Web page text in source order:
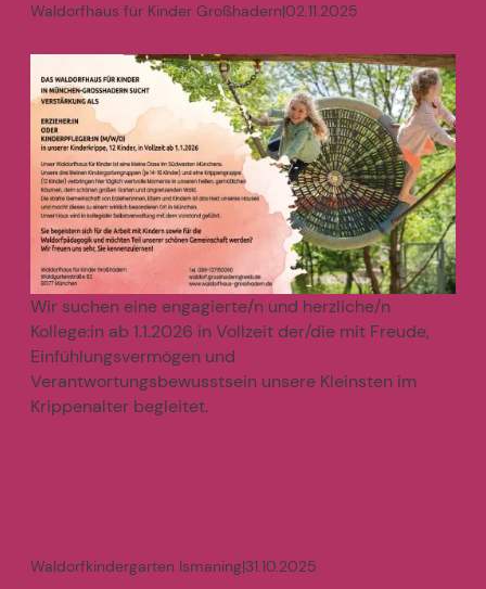
Waldorfhaus für Kinder Großhadern|02.11.2025
Wir suchen eine engagierte/n und herzliche/n
Kollege:in ab 1.1.2026 in Vollzeit der/die mit Freude,
Einfühlungsvermögen und
Verantwortungsbewusstsein unsere Kleinsten im
Krippenalter begleitet.
Waldorfkindergarten Ismaning|31.10.2025